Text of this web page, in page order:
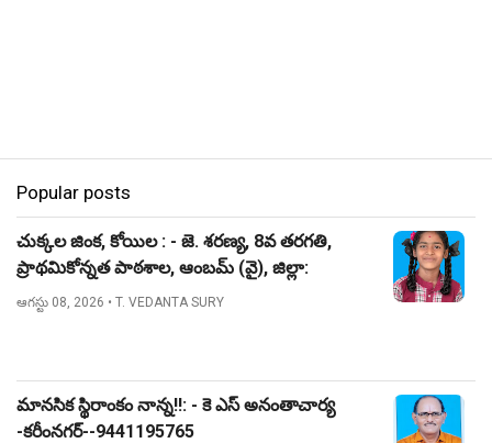
Popular posts
చుక్కల జింక, కోయిల : - జె. శరణ్య, 8వ తరగతి,
ప్రాథమికోన్నత పాఠశాల, ఆంబమ్ (వై), జిల్లా:
నిజామాబాద్.
ఆగస్టు 08, 2026 • T. VEDANTA SURY
మానసిక స్థిరాంకం నాన్న!!: - కె ఎస్ అనంతాచార్య
-కరీంనగర్--9441195765